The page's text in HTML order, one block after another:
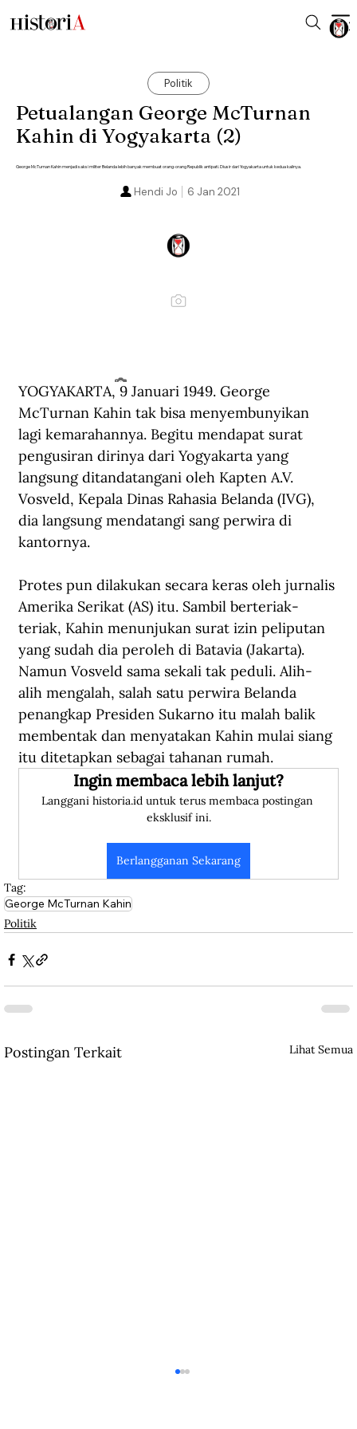
Politik
Petualangan George McTurnan
Kahin di Yogyakarta (2)
George McTurnan Kahin menjadi saksi militer Belanda lebih banyak membuat orang-orang Republik antipati. Diusir dari Yogyakarta untuk kedua kalinya.
6 Jan 2021
Hendi Jo
George McTurnan Kahin muda. (Southeast Asia: A Testament).
YOGYAKARTA, 9 Januari 1949. George
McTurnan Kahin tak bisa menyembunyikan
lagi kemarahannya. Begitu mendapat surat
pengusiran dirinya dari Yogyakarta yang
langsung ditandatangani oleh Kapten A.V.
Vosveld, Kepala Dinas Rahasia Belanda (IVG),
dia langsung mendatangi sang perwira di
kantornya.
Protes pun dilakukan secara keras oleh jurnalis
Amerika Serikat (AS) itu. Sambil berteriak-
teriak, Kahin menunjukan surat izin peliputan
yang sudah dia peroleh di Batavia (Jakarta).
Namun Vosveld sama sekali tak peduli. Alih-
alih mengalah, salah satu perwira Belanda
penangkap Presiden Sukarno itu malah balik
membentak dan menyatakan Kahin mulai siang
itu ditetapkan sebagai tahanan rumah.
Ingin membaca lebih lanjut?
Langgani historia.id untuk terus membaca postingan
eksklusif ini.
Berlangganan Sekarang
Tag:
George McTurnan Kahin
Politik
Postingan Terkait Lihat Semua